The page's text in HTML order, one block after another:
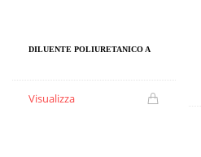
DILUENTE POLIURETANICO A
Visualizza